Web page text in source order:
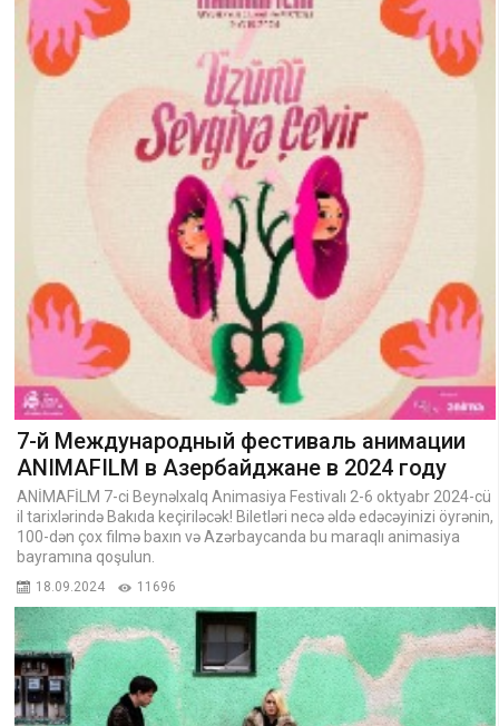
7-й Международный фестиваль анимации
ANIMAFILM в Азербайджане в 2024 году
ANİMAFİLM 7-ci Beynəlxalq Animasiya Festivalı 2-6 oktyabr 2024-cü
il tarixlərində Bakıda keçiriləcək! Biletləri necə əldə edəcəyinizi öyrənin,
100-dən çox filmə baxın və Azərbaycanda bu maraqlı animasiya
bayramına qoşulun.
18.09.2024 11696